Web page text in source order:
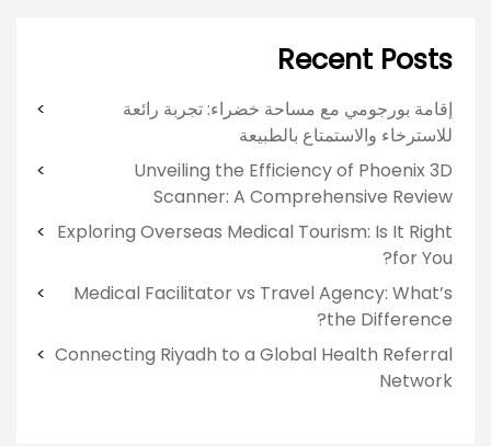
Recent Posts
إقامة بورجومي مع مساحة خضراء: تجربة رائعة
للاسترخاء والاستمتاع بالطبيعة
Unveiling the Efficiency of Phoenix 3D
Scanner: A Comprehensive Review
Exploring Overseas Medical Tourism: Is It Right
for You?
Medical Facilitator vs Travel Agency: What’s
the Difference?
Connecting Riyadh to a Global Health Referral
Network